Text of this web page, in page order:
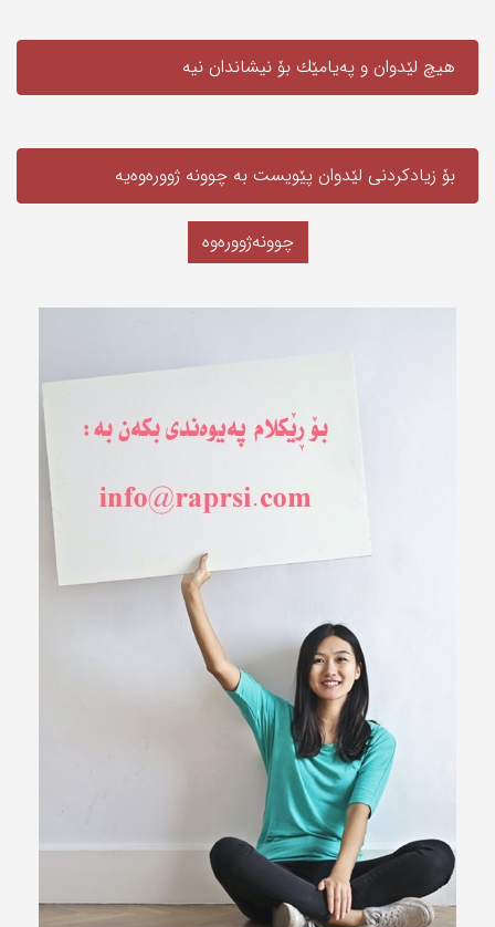
هیچ لێدوان و په‌یامێك بۆ نیشاندان نیه‌
بۆ زیادکردنی لێدوان پێویست به‌ چوونە ژوورەوەیه‌
چوونەژوورەوە